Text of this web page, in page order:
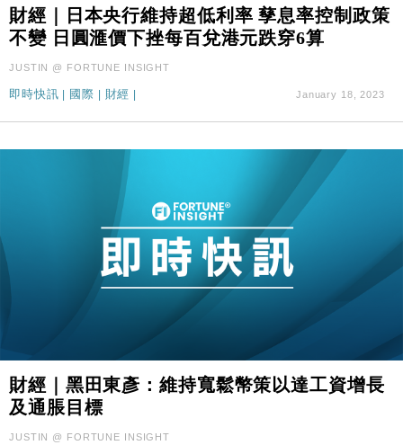
財經｜日本央行維持超低利率 孳息率控制政策
不變 日圓滙價下挫每百兌港元跌穿6算
JUSTIN @ FORTUNE INSIGHT
即時快訊 國際 財經 January 18, 2023
財經｜黑田東彥：維持寬鬆幣策以達工資增長
及通脹目標
JUSTIN @ FORTUNE INSIGHT